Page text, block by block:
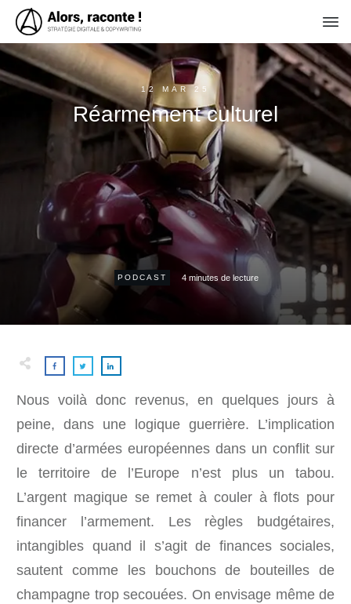
12 MAR 25
Réarmement culturel
PODCAST 4minutes de lecture
Nous voilà donc revenus, en quelques jours à
peine, dans une logique guerrière. L’implication
directe d’armées européennes dans un conflit sur
le territoire de l’Europe n’est plus un tabou.
L’argent magique se remet à couler à flots pour
financer l’armement. Les règles budgétaires,
intangibles quand il s’agit de finances sociales,
sautent comme les bouchons de bouteilles de
champagne trop secouées. On envisage même de